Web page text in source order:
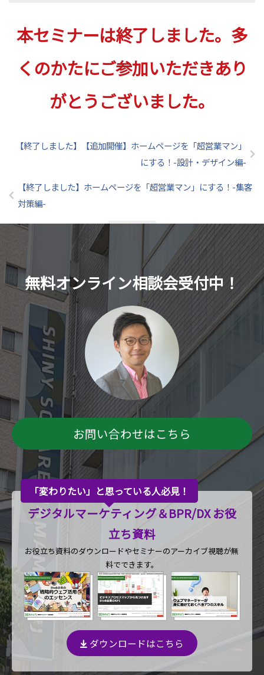
本セミナーは終了しました。多
くのかたにご参加いただきあり
がとうございました。
【終了しました】【追加開催】ホームページを「超営業マン」
にする！-設計・デザイン編-
【終了しました】ホームページを「超営業マン」にする！-集客
対策編-
無料オンライン相談会受付中！
お問い合わせはこちら
「変わりたい」と思っている人必見！
デジタルマーケティング＆BPR/DX お役
立ち資料
お役立ち資料のダウンロードやセミナーのアーカイブ視聴が無
料でできます。
ダウンロードはこちら